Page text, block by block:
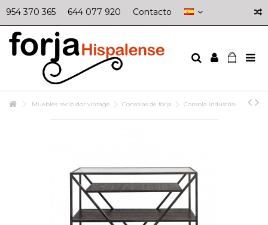
954 370 365 644 077 920 Contacto
Muebles recibidor vintage Consolas de forja Consola industrial